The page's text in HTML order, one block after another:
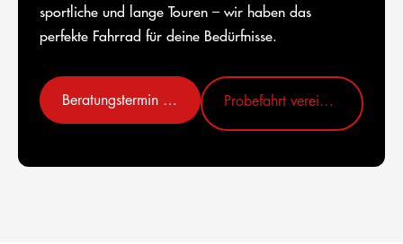
sportliche und lange Touren – wir haben das
perfekte Fahrrad für deine Bedürfnisse.
Beratungstermin vereinbaren Probefahrt vereinbaren